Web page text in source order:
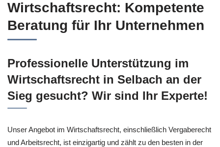
Wirtschaftsrecht: Kompetente
Beratung für Ihr Unternehmen
Professionelle Unterstützung im
Wirtschaftsrecht in Selbach an der
Sieg gesucht? Wir sind Ihr Experte!
Unser Angebot im Wirtschaftsrecht, einschließlich Vergaberecht
und Arbeitsrecht, ist einzigartig und zählt zu den besten in der